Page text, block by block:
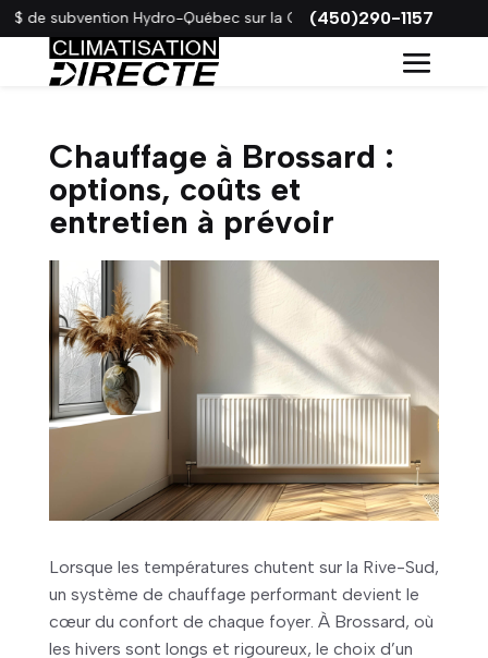
subvention Hydro-Québec sur la Gree VITA !(450)290-1157
Chauffage à Brossard :
options, coûts et
entretien à prévoir
Lorsque les températures chutent sur la Rive-Sud,
un système de chauffage performant devient le
cœur du confort de chaque foyer. À Brossard, où
les hivers sont longs et rigoureux, le choix d’un